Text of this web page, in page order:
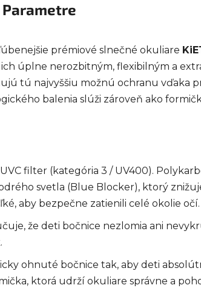
Parametre
prémiové slnečné okuliare
úplne nerozbitným, flexibilným a
tú najvyššiu možnú ochranu vďaka
balenia slúži zároveň ako
filter (kategória 3 / UV400).
svetla (Blue Blocker), ktorý
aby bezpečne zatienili celé okolie očí.
že deti bočnice nezlomia ani
ohnuté bočnice tak, aby deti
ktorá udrží okuliare správne a